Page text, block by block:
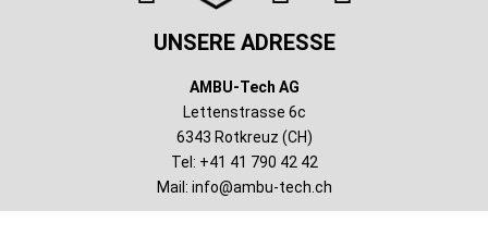
UNSERE ADRESSE
AMBU-Tech AG
Lettenstrasse 6c
6343 Rotkreuz (CH)
Tel: +41 41 790 42 42
Mail: info@ambu-tech.ch